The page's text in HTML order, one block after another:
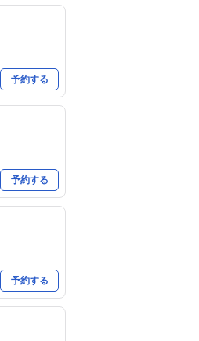
予約する
予約する
予約する